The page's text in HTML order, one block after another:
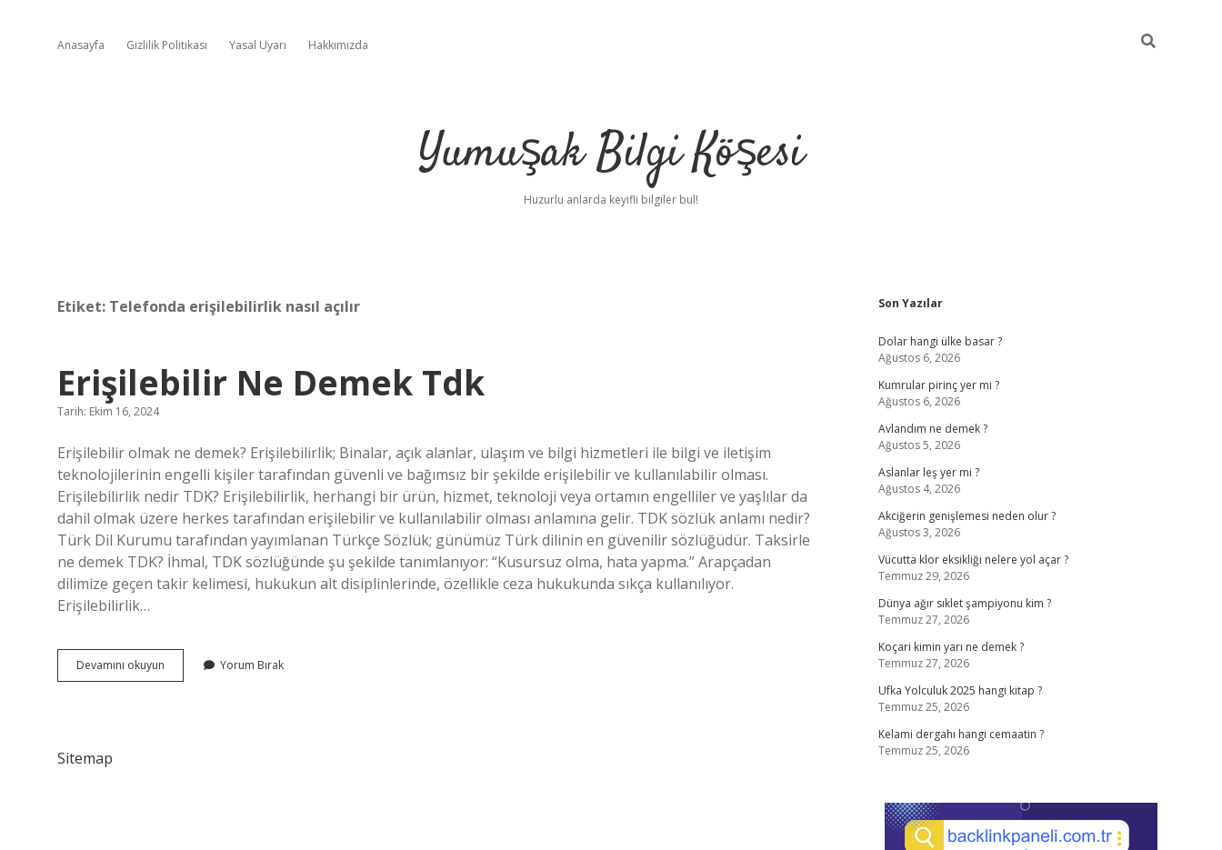
Anasayfa Gizlilik Politikası Yasal Uyarı Hakkımızda
Yumuşak Bilgi Köşesi
Huzurlu anlarda keyifli bilgiler bul!
Etiket: Telefonda erişilebilirlik nasıl açılır
Erişilebilir Ne Demek Tdk
Tarih: Ekim 16, 2024
Erişilebilir olmak ne demek? Erişilebilirlik; Binalar, açık alanlar, ulaşım ve bilgi hizmetleri ile bilgi ve iletişim
teknolojilerinin engelli kişiler tarafından güvenli ve bağımsız bir şekilde erişilebilir ve kullanılabilir olması.
Erişilebilirlik nedir TDK? Erişilebilirlik, herhangi bir ürün, hizmet, teknoloji veya ortamın engelliler ve yaşlılar da
dahil olmak üzere herkes tarafından erişilebilir ve kullanılabilir olması anlamına gelir. TDK sözlük anlamı nedir?
Türk Dil Kurumu tarafından yayımlanan Türkçe Sözlük; günümüz Türk dilinin en güvenilir sözlüğüdür. Taksirle
ne demek TDK? İhmal, TDK sözlüğünde şu şekilde tanımlanıyor: “Kusursuz olma, hata yapma.” Arapçadan
dilimize geçen takir kelimesi, hukukun alt disiplinlerinde, özellikle ceza hukukunda sıkça kullanılıyor.
Erişilebilirlik…
Devamını okuyun Erişilebilir
Ne
Yorum Bırak
Sitemap
Sidebar
Son Yazılar
Dolar hangi ülke basar ?
Ağustos 6, 2026
Kumrular pirinç yer mi ?
Ağustos 6, 2026
Avlandım ne demek ?
Ağustos 5, 2026
Aslanlar leş yer mi ?
Ağustos 4, 2026
Akciğerin genişlemesi neden olur ?
Ağustos 3, 2026
Vücutta klor eksikliği nelere yol açar ?
Temmuz 29, 2026
Dünya ağır sıklet şampiyonu kim ?
Temmuz 27, 2026
Koçari kimin yarı ne demek ?
Temmuz 27, 2026
Ufka Yolculuk 2025 hangi kitap ?
Temmuz 25, 2026
Kelami dergahı hangi cemaatin ?
Temmuz 25, 2026